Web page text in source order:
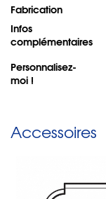
Fabrication
Infos
complémentaires
Personnalisez-
moi !
Accessoires